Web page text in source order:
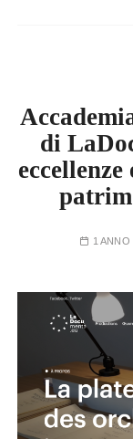
di
1 ANNO